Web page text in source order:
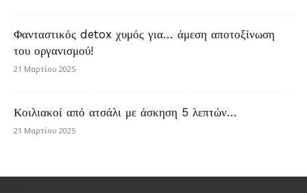
Φανταστικός detox χυμός για… άμεση αποτοξίνωση
του οργανισμού!
21 Μαρτίου 2025
Κοιλιακοί από ατσάλι με άσκηση 5 λεπτών…
21 Μαρτίου 2025